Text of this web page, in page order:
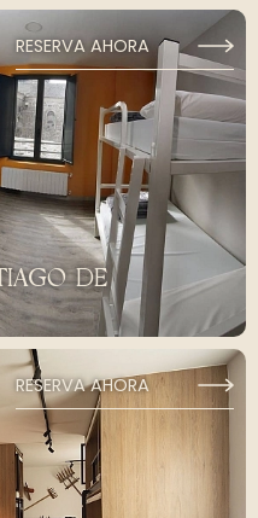
RESERVA AHORA
DE
RESERVA AHORA